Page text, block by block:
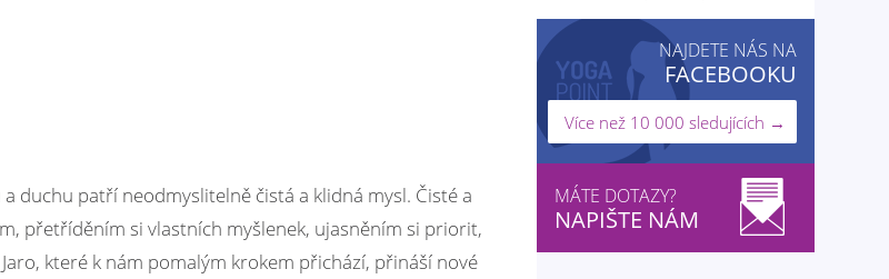
duchu patří neodmyslitelně čistá a klidná mysl. Čisté a
přetříděním si vlastních myšlenek, ujasněním si priorit,
které k nám pomalým krokem přichází, přináší nové
NAJDETE NÁS NA
FACEBOOKU
Více než 10 000 sledujících →
MÁTE DOTAZY?
NAPIŠTE NÁM